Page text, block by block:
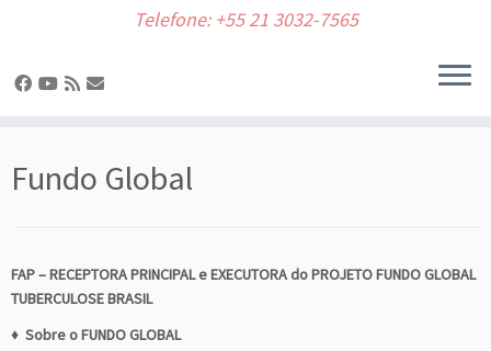
content
Telefone: +55 21 3032-7565
Fundo Global
FAP – RECEPTORA PRINCIPAL e EXECUTORA do PROJETO FUNDO GLOBAL
TUBERCULOSE BRASIL
♦ Sobre o FUNDO GLOBAL